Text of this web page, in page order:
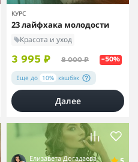
КУРС
23 лайфхака молодости
Красота и уход
3 995 ₽ 8 000 ₽ –50%
Еще до 10% кэшбэк
Далее
Елизавета Догадаева